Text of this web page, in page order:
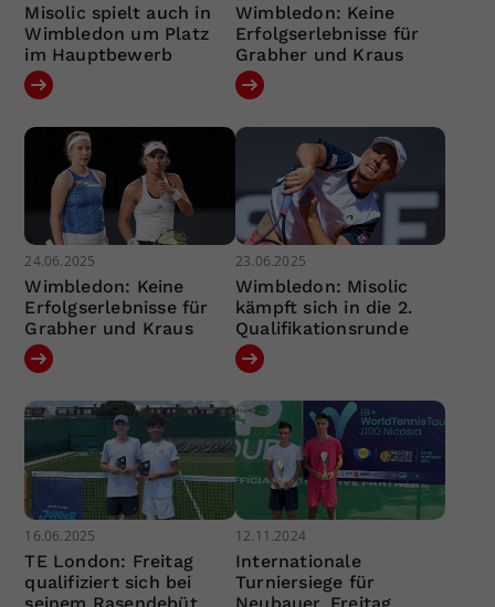
Misolic spielt auch in
Wimbledon um Platz
im Hauptbewerb
Wimbledon: Keine
Erfolgserlebnisse für
Grabher und Kraus
24.06.2025
Wimbledon: Keine
Erfolgserlebnisse für
Grabher und Kraus
23.06.2025
Wimbledon: Misolic
kämpft sich in die 2.
Qualifikationsrunde
16.06.2025
TE London: Freitag
qualifiziert sich bei
seinem Rasendebüt
12.11.2024
Internationale
Turniersiege für
Neubauer, Freitag,